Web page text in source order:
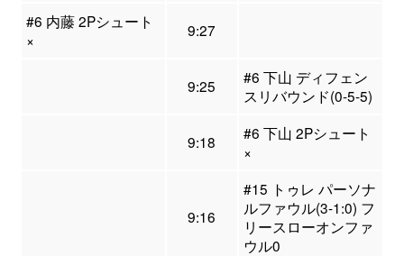
#6 内藤 2Pシュート
×
9:27
9:25
#6 下山 ディフェン
スリバウンド(0-5-5)
9:18
#6 下山 2Pシュート
×
9:16
#15 トゥレ パーソナ
ルファウル(3-1:0) フ
リースローオンファ
ウル0